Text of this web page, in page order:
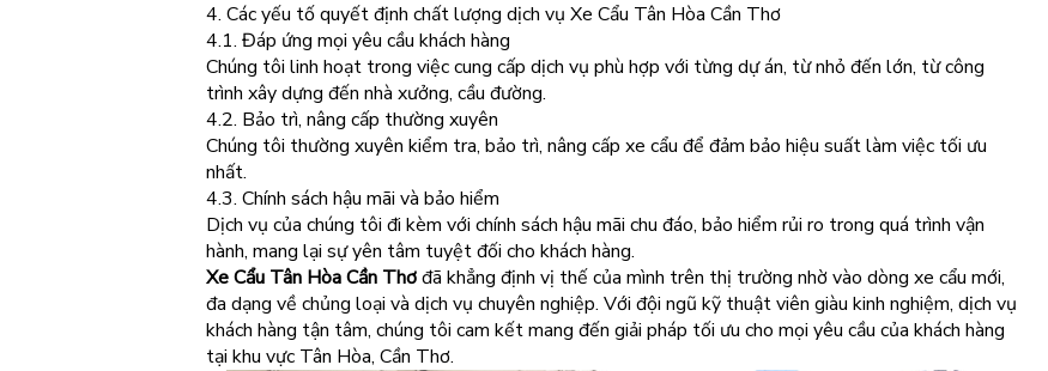
4. Các yếu tố quyết định chất lượng dịch vụ Xe Cẩu Tân Hòa Cần Thơ
4.1. Đáp ứng mọi yêu cầu khách hàng
Chúng tôi linh hoạt trong việc cung cấp dịch vụ phù hợp với từng dự án, từ nhỏ đến lớn, từ công
trình xây dựng đến nhà xưởng, cầu đường.
4.2. Bảo trì, nâng cấp thường xuyên
Chúng tôi thường xuyên kiểm tra, bảo trì, nâng cấp xe cẩu để đảm bảo hiệu suất làm việc tối ưu
nhất.
4.3. Chính sách hậu mãi và bảo hiểm
Dịch vụ của chúng tôi đi kèm với chính sách hậu mãi chu đáo, bảo hiểm rủi ro trong quá trình vận
hành, mang lại sự yên tâm tuyệt đối cho khách hàng.
Xe Cẩu Tân Hòa Cần Thơđã khẳng định vị thế của mình trên thị trường nhờ vào dòng xe cẩu mới,
đa dạng về chủng loại và dịch vụ chuyên nghiệp. Với đội ngũ kỹ thuật viên giàu kinh nghiệm, dịch vụ
khách hàng tận tâm, chúng tôi cam kết mang đến giải pháp tối ưu cho mọi yêu cầu của khách hàng
tại khu vực Tân Hòa, Cần Thơ.